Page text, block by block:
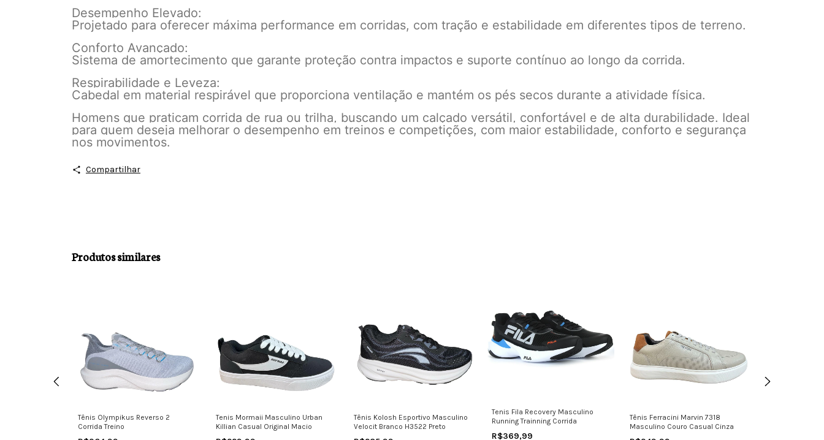
Desempenho Elevado:
Projetado para oferecer máxima performance em corridas, com tração e estabilidade em diferentes tipos de terreno.
Conforto Avançado:
Sistema de amortecimento que garante proteção contra impactos e suporte contínuo ao longo da corrida.
Respirabilidade e Leveza:
Cabedal em material respirável que proporciona ventilação e mantém os pés secos durante a atividade física.
Homens que praticam corrida de rua ou trilha, buscando um calçado versátil, confortável e de alta durabilidade. Ideal
para quem deseja melhorar o desempenho em treinos e competições, com maior estabilidade, conforto e segurança
nos movimentos.
Compartilhar
Produtos similares
Tênis Olympikus Reverso 2
Corrida Treino
Tenis Mormaii Masculino Urban
Killian Casual Original Macio
Tênis Kolosh Esportivo Masculino
Velocit Branco H3522 Preto
Tenis Fila Recovery Masculino
Running Trainning Corrida
R$369,99
Tênis Ferracini Marvin 7318
Masculino Couro Casual Cinza